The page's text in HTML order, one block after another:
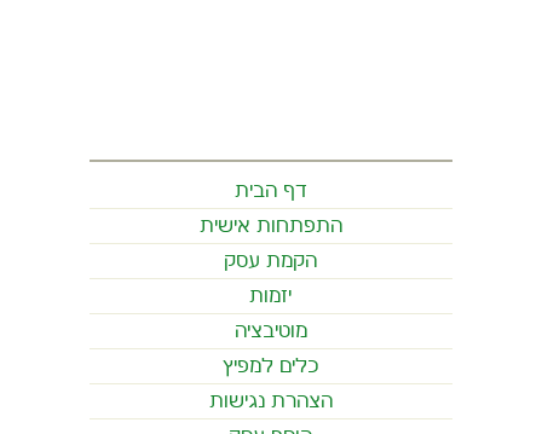
דף הבית
התפתחות אישית
הקמת עסק
יזמות
מוטיבציה
כלים למפיץ
הצהרת נגישות